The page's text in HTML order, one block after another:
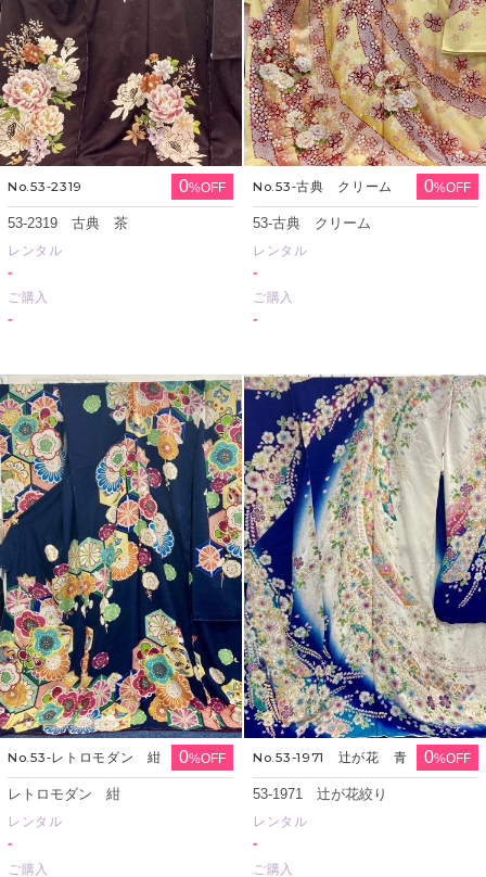
No.53‐2319 0%OFF
53‐2319 古典 茶
レンタル
-
ご購入
-
No.53‐古典 クリーム 0%OFF
53‐古典 クリーム
レンタル
-
ご購入
-
No.53‐レトロモダン 紺 0%OFF
レトロモダン 紺
レンタル
-
ご購入
No.53-1971 辻が花 青 0%OFF
53-1971 辻が花絞り
レンタル
-
ご購入